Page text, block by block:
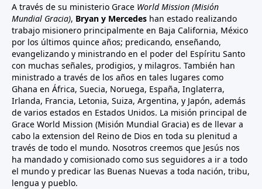
A través de su ministerio Grace World Mission (Misión
Mundial Gracia), Bryan y Mercedes han estado realizando
trabajo misionero principalmente en Baja California, México
por los últimos quince años; predicando, enseñando,
evangelizando y ministrando en el poder del Espíritu Santo
con muchas señales, prodigios, y milagros. También han
ministrado a través de los años en tales lugares como
Ghana en África, Suecia, Noruega, España, Inglaterra,
Irlanda, Francia, Letonia, Suiza, Argentina, y Japón, además
de varios estados en Estados Unidos. La misión principal de
Grace World Mission (Misión Mundial Gracia) es de llevar a
cabo la extension del Reino de Dios en toda su plenitud a
través de todo el mundo. Nosotros creemos que Jesús nos
ha mandado y comisionado como sus seguidores a ir a todo
el mundo y predicar las Buenas Nuevas a toda nación, tribu,
lengua y pueblo.